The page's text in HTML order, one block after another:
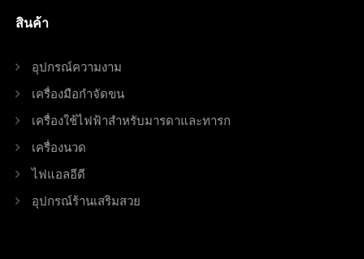
สินค้า
อุปกรณ์ความงาม
เครื่องมือกำจัดขน
เครื่องใช้ไฟฟ้าสำหรับมารดาและทารก
เครื่องนวด
ไฟแอลอีดี
อุปกรณ์ร้านเสริมสวย